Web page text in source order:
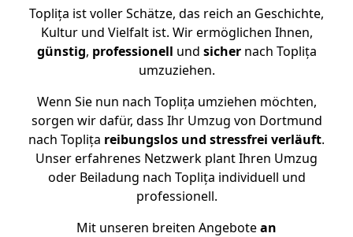
Toplița ist voller Schätze, das reich an Geschichte,
Kultur und Vielfalt ist. Wir ermöglichen Ihnen,
günstig, professionell und sichernach Toplița
umzuziehen.
Wenn Sie nun nach Toplița umziehen möchten,
sorgen wir dafür, dass Ihr Umzug von Dortmund
nach Toplița reibungslos und stressfrei verläuft.
Unser erfahrenes Netzwerk plant Ihren Umzug
oder Beiladung nach Toplița individuell und
professionell.
Mit unseren breiten Angebotean